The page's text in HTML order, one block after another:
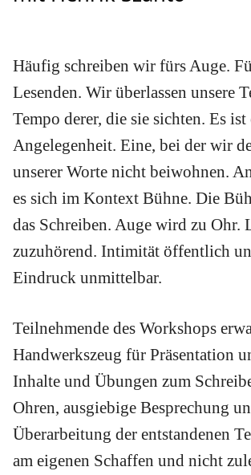
Häufig schreiben wir fürs Auge.
Lesenden. Wir überlassen unsere
Tempo derer, die sie sichten. Es
Angelegenheit. Eine, bei der wir
unserer Worte nicht beiwohnen.
es sich im Kontext Bühne. Die
das Schreiben. Auge wird zu Ohr.
zuzuhörend. Intimität öffentlich
Eindruck unmittelbar.
Teilnehmende des Workshops
Handwerkszeug für Präsentation
Inhalte und Übungen zum
Ohren, ausgiebige Besprechung
Überarbeitung der entstandenen
am eigenen Schaffen und nicht